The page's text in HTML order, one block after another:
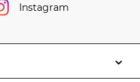
Instagram